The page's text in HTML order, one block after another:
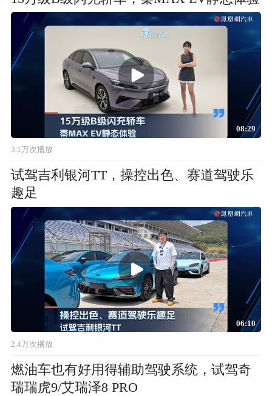
08:29
3.1万次播放
试驾吉利银河TT，操控出色、赛道驾驶乐
趣足
06:10
2.4万次播放
燃油车也有好用得辅助驾驶系统，试驾奇
瑞瑞虎9/艾瑞泽8 PRO